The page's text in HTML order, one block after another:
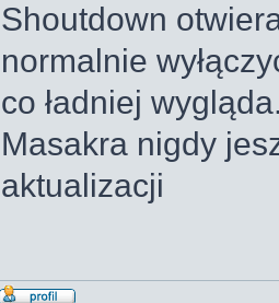
Shoutdown
normalnie
co ładniej
Masakra nigdy
aktualizacji